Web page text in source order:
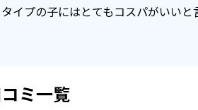
イプの子にはとてもコスパがいいと
ミ一覧